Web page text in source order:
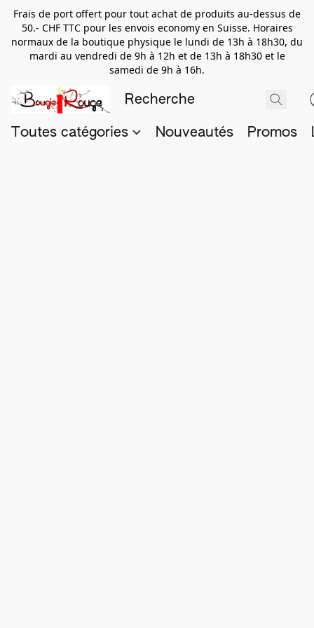
Frais de port offert pour tout achat de produits au-dessus de
50.- CHF TTC pour les envois economy en Suisse. Horaires
normaux de la boutique physique le lundi de 13h à 18h30, du
mardi au vendredi de 9h à 12h et de 13h à 18h30 et le
samedi de 9h à 16h.
Toutes catégories Nouveautés Promos